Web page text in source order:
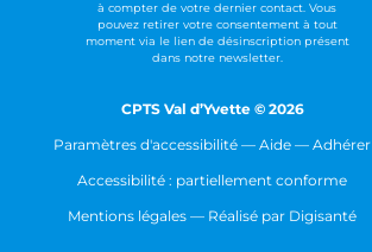
à compter de votre dernier contact. Vous
pouvez retirer votre consentement à tout
moment via le lien de désinscription présent
dans notre newsletter.
CPTS Val d’Yvette © 2026
Paramètres d'accessibilité — Aide — Adhérer
Accessibilité : partiellement conforme
Mentions légales — Réalisé par Digisanté